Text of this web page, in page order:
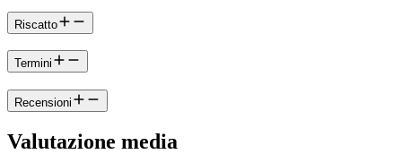
Riscatto
Termini
Recensioni
Valutazione media